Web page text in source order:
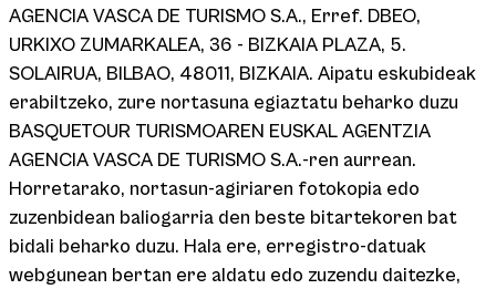
AGENCIA VASCA DE TURISMO S.A., Erref. DBEO,
URKIXO ZUMARKALEA, 36 - BIZKAIA PLAZA, 5.
SOLAIRUA, BILBAO, 48011, BIZKAIA. Aipatu eskubideak
erabiltzeko, zure nortasuna egiaztatu beharko duzu
BASQUETOUR TURISMOAREN EUSKAL AGENTZIA
AGENCIA VASCA DE TURISMO S.A.-ren aurrean.
Horretarako, nortasun-agiriaren fotokopia edo
zuzenbidean baliogarria den beste bitartekoren bat
bidali beharko duzu. Hala ere, erregistro-datuak
webgunean bertan ere aldatu edo zuzendu daitezke,